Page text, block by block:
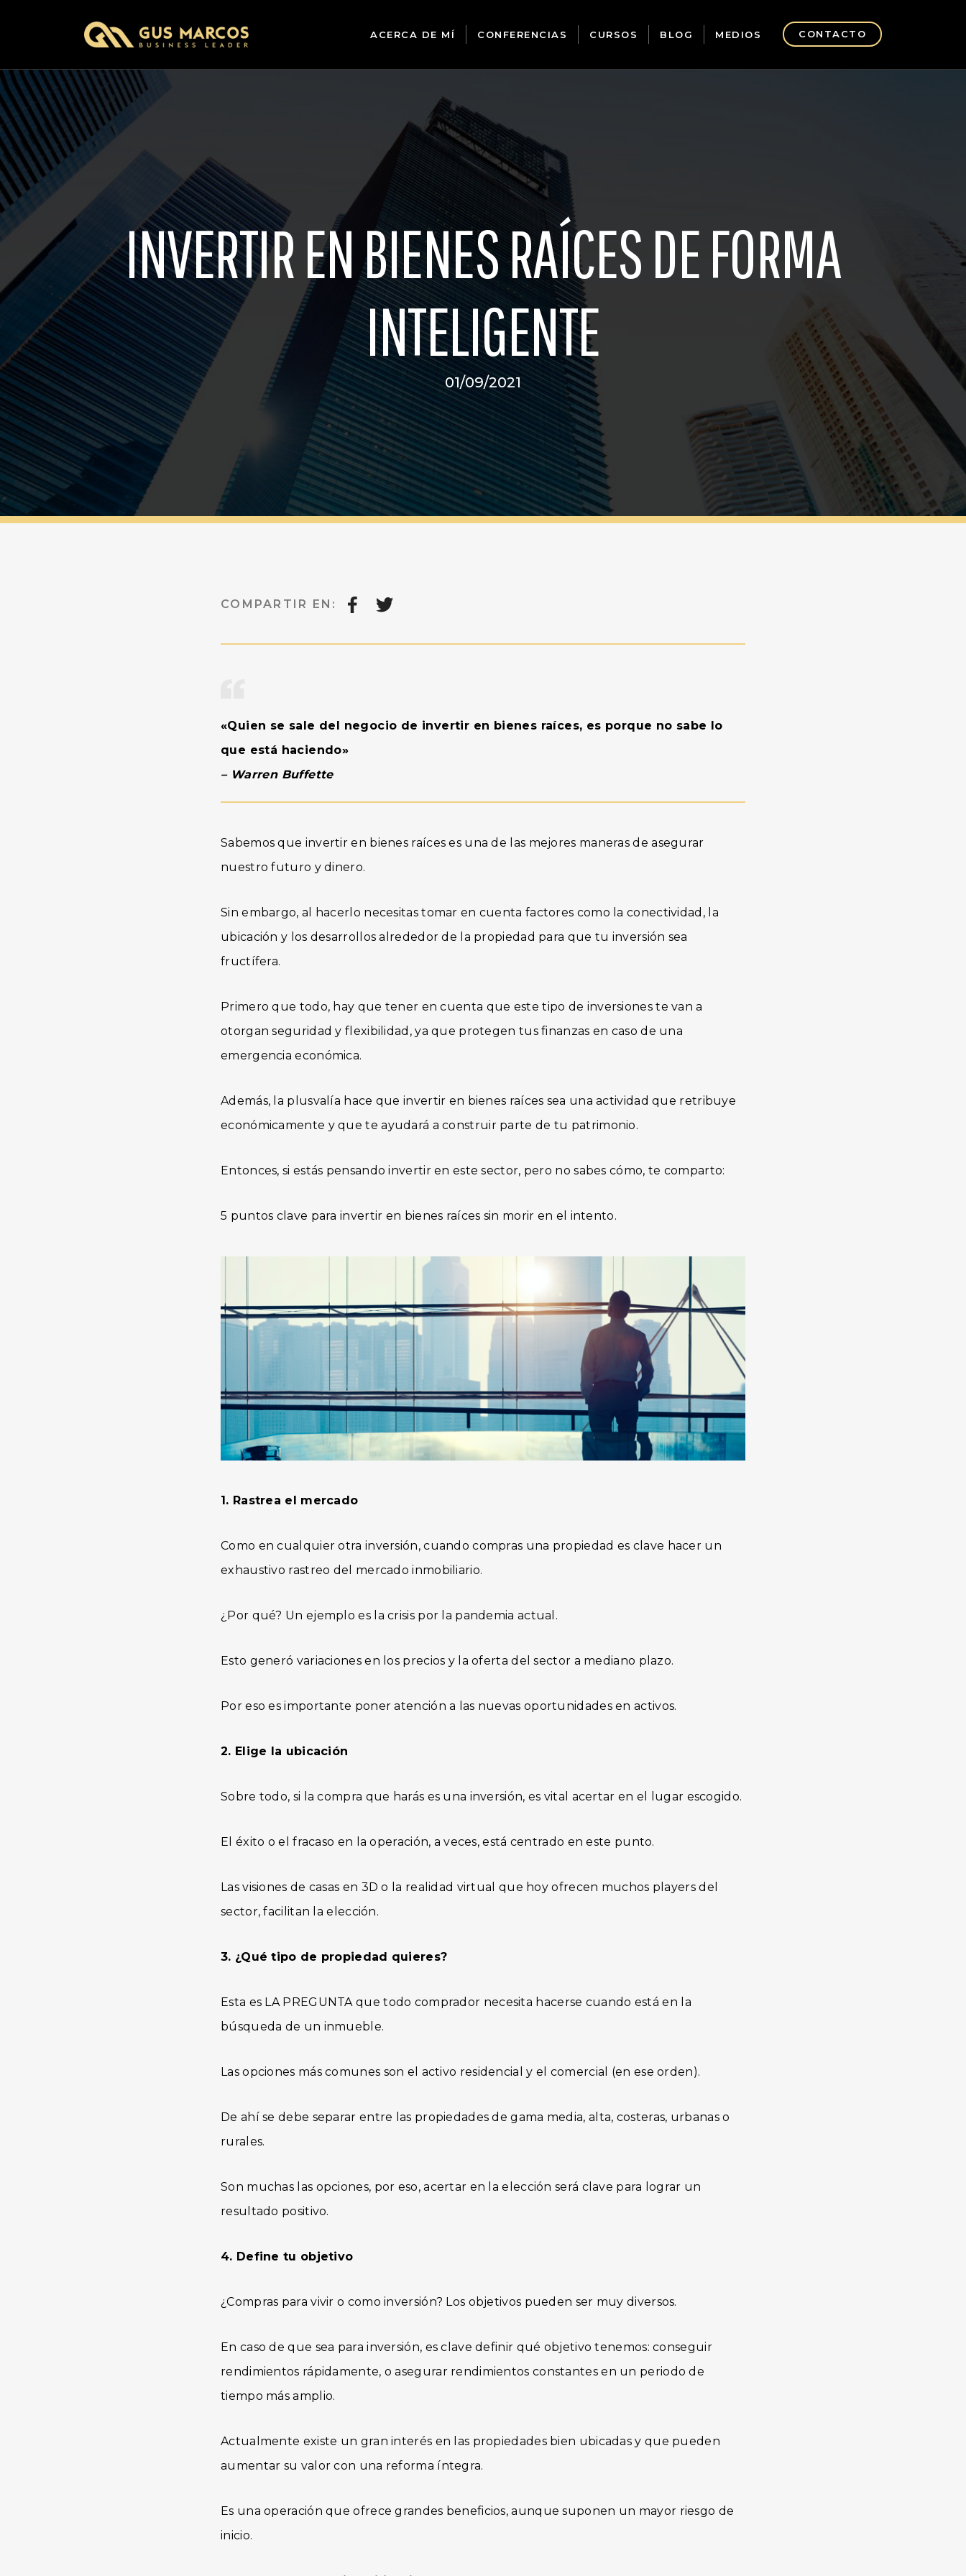
ACERCA DE MÍ CONFERENCIAS CURSOS BLOG MEDIOS CONTACTO
INVERTIR EN BIENES RAÍCES DE FORMA
INTELIGENTE
01/09/2021
COMPARTIR EN:
«Quien se sale del negocio de invertir en bienes raíces, es porque no sabe lo
que está haciendo»
– Warren Buffette
Sabemos que invertir en bienes raíces es una de las mejores maneras de asegurar
nuestro futuro y dinero.
Sin embargo, al hacerlo necesitas tomar en cuenta factores como la conectividad, la
ubicación y los desarrollos alrededor de la propiedad para que tu inversión sea
fructífera.
Primero que todo, hay que tener en cuenta que este tipo de inversiones te van a
otorgan seguridad y flexibilidad, ya que protegen tus finanzas en caso de una
emergencia económica.
Además, la plusvalía hace que invertir en bienes raíces sea una actividad que retribuye
económicamente y que te ayudará a construir parte de tu patrimonio.
Entonces, si estás pensando invertir en este sector, pero no sabes cómo, te comparto:
5 puntos clave para invertir en bienes raíces sin morir en el intento.
1. Rastrea el mercado
Como en cualquier otra inversión, cuando compras una propiedad es clave hacer un
exhaustivo rastreo del mercado inmobiliario.
¿Por qué? Un ejemplo es la crisis por la pandemia actual.
Esto generó variaciones en los precios y la oferta del sector a mediano plazo.
Por eso es importante poner atención a las nuevas oportunidades en activos.
2. Elige la ubicación
Sobre todo, si la compra que harás es una inversión, es vital acertar en el lugar escogido.
El éxito o el fracaso en la operación, a veces, está centrado en este punto.
Las visiones de casas en 3D o la realidad virtual que hoy ofrecen muchos players del
sector, facilitan la elección.
3. ¿Qué tipo de propiedad quieres?
Esta es LA PREGUNTA que todo comprador necesita hacerse cuando está en la
búsqueda de un inmueble.
Las opciones más comunes son el activo residencial y el comercial (en ese orden).
De ahí se debe separar entre las propiedades de gama media, alta, costeras, urbanas o
rurales.
Son muchas las opciones, por eso, acertar en la elección será clave para lograr un
resultado positivo.
4. Define tu objetivo
¿Compras para vivir o como inversión? Los objetivos pueden ser muy diversos.
En caso de que sea para inversión, es clave definir qué objetivo tenemos: conseguir
rendimientos rápidamente, o asegurar rendimientos constantes en un periodo de
tiempo más amplio.
Actualmente existe un gran interés en las propiedades bien ubicadas y que pueden
aumentar su valor con una reforma íntegra.
Es una operación que ofrece grandes beneficios, aunque suponen un mayor riesgo de
inicio.